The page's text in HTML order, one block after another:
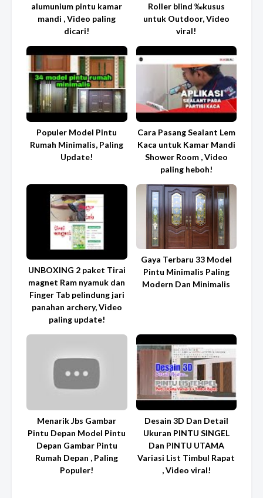
alumunium pintu kamar
mandi , Video paling
dicari!
Roller blind ‰kusus
untuk Outdoor, Video
viral!
Populer Model Pintu
Rumah Minimalis, Paling
Update!
Cara Pasang Sealant Lem
Kaca untuk Kamar Mandi
Shower Room , Video
paling heboh!
UNBOXING 2 paket Tirai
magnet Ram nyamuk dan
Finger Tab pelindung jari
panahan archery, Video
paling update!
Gaya Terbaru 33 Model
Pintu Minimalis Paling
Modern Dan Minimalis
Menarik Jbs Gambar
Pintu Depan Model Pintu
Depan Gambar Pintu
Rumah Depan , Paling
Populer!
Desain 3D Dan Detail
Ukuran PINTU SINGEL
Dan PINTU UTAMA
Variasi List Timbul Rapat
, Video viral!